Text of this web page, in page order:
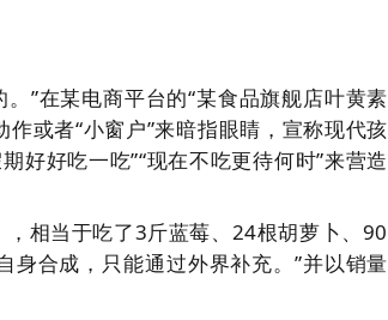
”在某电商平台的“某食品旗舰店叶黄素
或者“小窗户”来暗指眼睛，宣称现代孩
好好吃一吃”“现在不吃更待何时”来营造
相当于吃了3斤蓝莓、24根胡萝卜、90
身合成，只能通过外界补充。”并以销量